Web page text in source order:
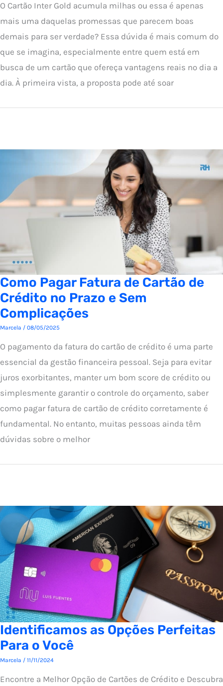
O Cartão Inter Gold acumula milhas ou essa é apenas
mais uma daquelas promessas que parecem boas
demais para ser verdade? Essa dúvida é mais comum do
que se imagina, especialmente entre quem está em
busca de um cartão que ofereça vantagens reais no dia a
dia. À primeira vista, a proposta pode até soar
Como Pagar Fatura de Cartão de
Crédito no Prazo e Sem
Complicações
Marcela / 08/05/2025
O pagamento da fatura do cartão de crédito é uma parte
essencial da gestão financeira pessoal. Seja para evitar
juros exorbitantes, manter um bom score de crédito ou
simplesmente garantir o controle do orçamento, saber
como pagar fatura de cartão de crédito corretamente é
fundamental. No entanto, muitas pessoas ainda têm
dúvidas sobre o melhor
Identificamos as Opções Perfeitas
Para o Você
Marcela / 11/11/2024
Encontre a Melhor Opção de Cartões de Crédito e Descubra